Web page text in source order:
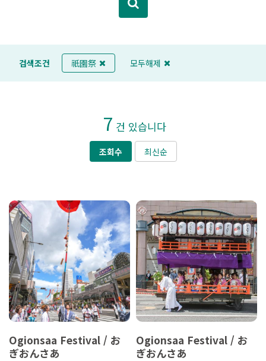
검색조건 祇園祭 모두해제
7 건 있습니다
조회수 최신순
Ogionsaa Festival / お
ぎおんさあ
Ogionsaa Festival / お
ぎおんさあ